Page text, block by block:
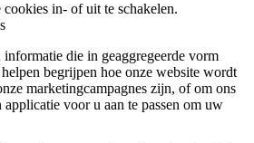
in- of uit te schakelen.
die in geaggregeerde vorm
begrijpen hoe onze website wordt
marketingcampagnes zijn, of om ons
applicatie voor u aan te passen om uw